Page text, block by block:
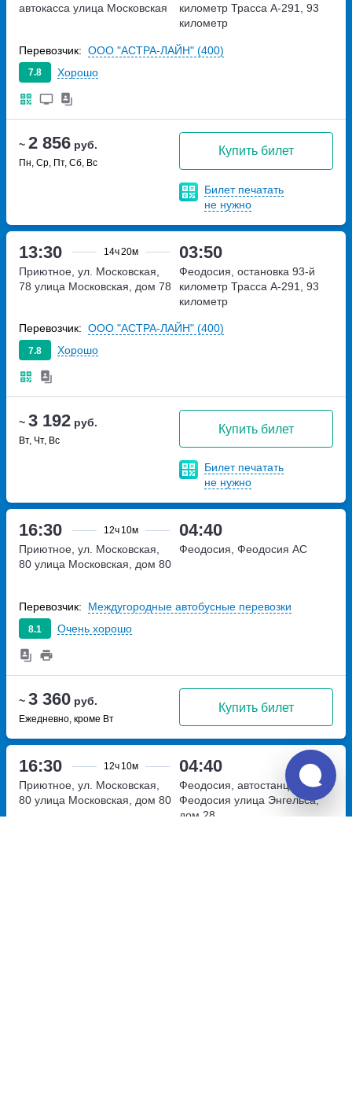
~ 2 856 руб.
Пн, Ср, Пт, Сб, Вс
Купить билет
Билет печатать
не нужно
автокасса улица Московская
километр Трасса А-291, 93
километр
7.8 Хорошо
Перевозчик: ООО "АСТРА-ЛАЙН" (400)
13:30 14ч20м 03:50
~ 3 192 руб.
Вт, Чт, Вс
Купить билет
Билет печатать
не нужно
Приютное, ул. Московская,
78 улица Московская, дом 78
Феодосия, остановка 93-й
километр Трасса А-291, 93
километр
7.8 Хорошо
Перевозчик: ООО "АСТРА-ЛАЙН" (400)
16:30 12ч 10м 04:40
~ 3 360 руб.
Ежедневно, кроме Вт
Купить билет
Приютное, ул. Московская,
80 улица Московская, дом 80
Феодосия, Феодосия АС
8.1 Очень хорошо
Перевозчик: Междугородные автобусные перевозки
16:30 12ч 10м 04:40
Приютное, ул. Московская,
80 улица Московская, дом 80
Феодосия, автостанция
Феодосия улица Энгельса,
дом 28